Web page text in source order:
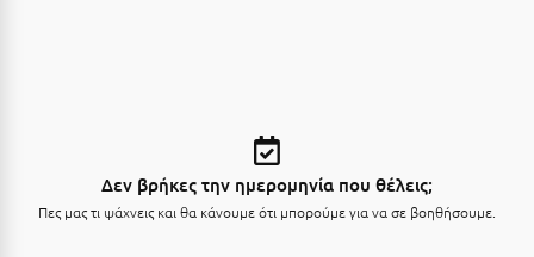
Δεν βρήκες την ημερομηνία που θέλεις;
Πες μας τι ψάχνεις και θα κάνουμε ότι μπορούμε για να σε βοηθήσουμε.